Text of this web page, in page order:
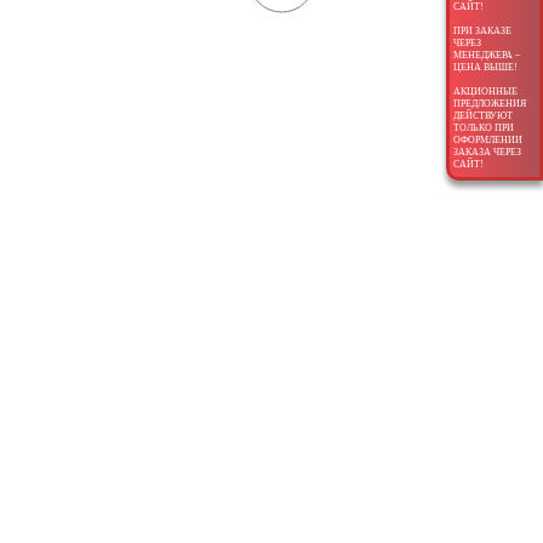
САЙТ!
ПРИ ЗАКАЗЕ
ЧЕРЕЗ
МЕНЕДЖЕРА –
ЦЕНА ВЫШЕ!
АКЦИОННЫЕ
ПРЕДЛОЖЕНИЯ
ДЕЙСТВУЮТ
ТОЛЬКО ПРИ
ОФОРМЛЕНИИ
ЗАКАЗА ЧЕРЕЗ
САЙТ!